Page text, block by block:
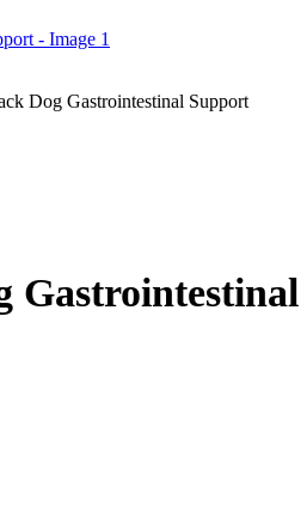
Dog Gastrointestinal Support